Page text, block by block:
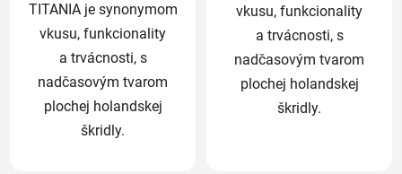
TITANIA je synonymom
vkusu, funkcionality
a trvácnosti, s
nadčasovým tvarom
plochej holandskej
škridly.
vkusu, funkcionality
a trvácnosti, s
nadčasovým tvarom
plochej holandskej
škridly.